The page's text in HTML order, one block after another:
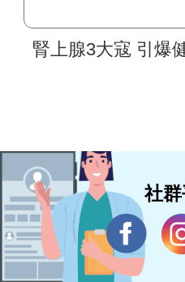
腎上腺3大寇 引爆
社